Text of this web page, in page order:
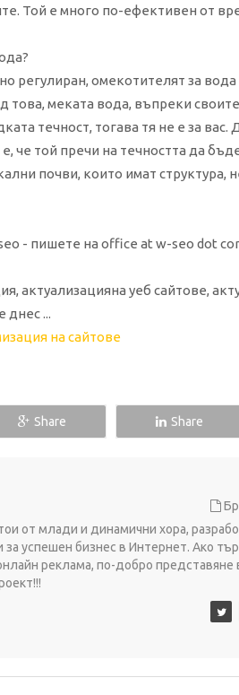
Той е много по-ефективен от
регулиран, омекотителят за
това, меката вода, въпреки
течност, тогава тя не е за вас.
че той пречи на течността да
почви, които имат структура,
- пишете на office at w-seo dot
актуализацияна уеб сайтове,
днес ...
Share Share
от млади и динамични хора,
за успешен бизнес в Интернет. Ако
реклама, по-добро представяне